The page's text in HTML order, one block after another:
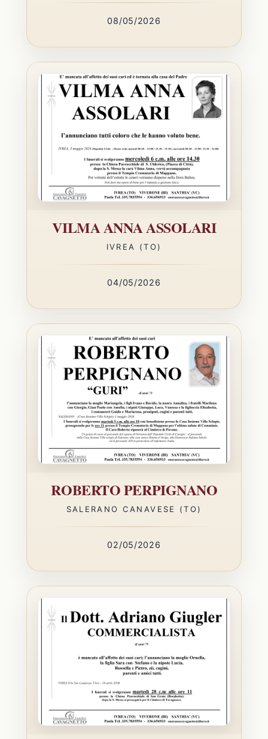
08/05/2026
VILMA ANNA ASSOLARI
IVREA (TO)
04/05/2026
ROBERTO PERPIGNANO
SALERANO CANAVESE (TO)
02/05/2026